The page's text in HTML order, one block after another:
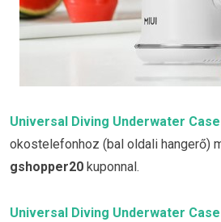
Universal Diving Underwater Case
okostelefonhoz (bal oldali hangerő)
gshopper20 kuponnal.
Universal Diving Underwater Case